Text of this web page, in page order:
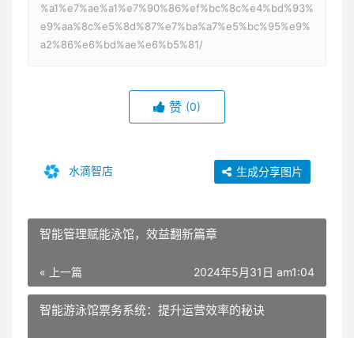
%a1%e7%ae%a1%e7%90%86%ef%bc%8c%e4%bd%93%
e9%aa%8c%e5%8d%87%e7%ba%a7%e5%bc%95%e9%
a2%86%e6%bd%ae%e6%b5%81/
赞 (0)
水滴智店 生成分享图片
智能管理赋能泳馆，效益翻新篇章
« 上一篇 2024年5月31日 am1:04
智能游泳馆票务系统：提升运营效率的秘诀